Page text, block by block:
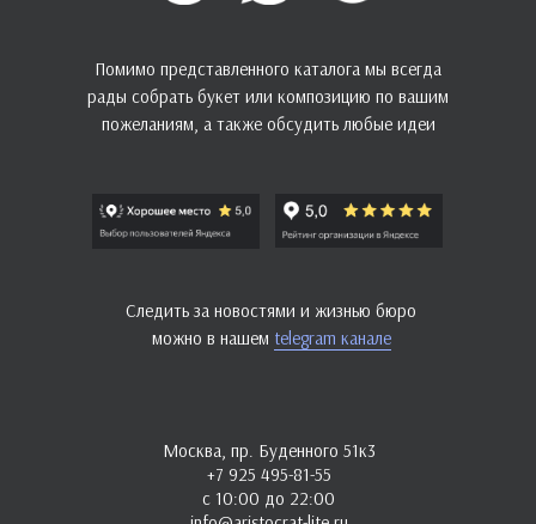
Москва, пр. Буденного 51к3
+7 925 495-81-55
с 10:00 до 22:00
Помимо представленного каталога мы всегда
рады собрать букет или композицию по вашим
пожеланиям, а также обсудить любые идеи
Следить за новостями и жизнью бюро
можно в нашем telegram канале